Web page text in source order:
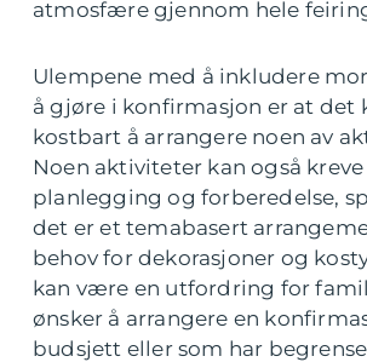
atmosfære gjennom hele
Ulempene med å inkludere
å gjøre i konfirmasjon er at det
kostbart å arrangere noen av
Noen aktiviteter kan også
planlegging og forberedelse,
det er et temabasert
behov for dekorasjoner og
kan være en utfordring for
ønsker å arrangere en
budsjett eller som har